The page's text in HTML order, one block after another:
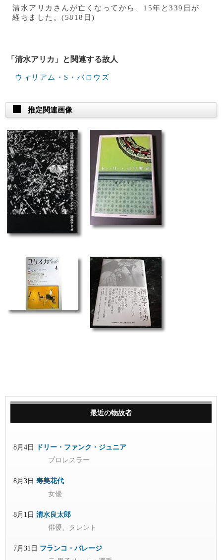
清水アリカさんが亡くなってから、15年と339日が
経ちました。(5818日)
「清水アリカ」と関連する故人
ウィリアム・S・バロウズ
推定関連画像
最近の物故者
8月4日
ドリー・ファンク・ジュニア
プロレスラー
8月3日 寿美花代
女優
8月1日 清水良太郎
俳優、タレント
7月31日 フランコ・バレージ